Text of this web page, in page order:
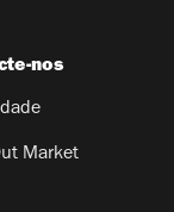
nos
Market